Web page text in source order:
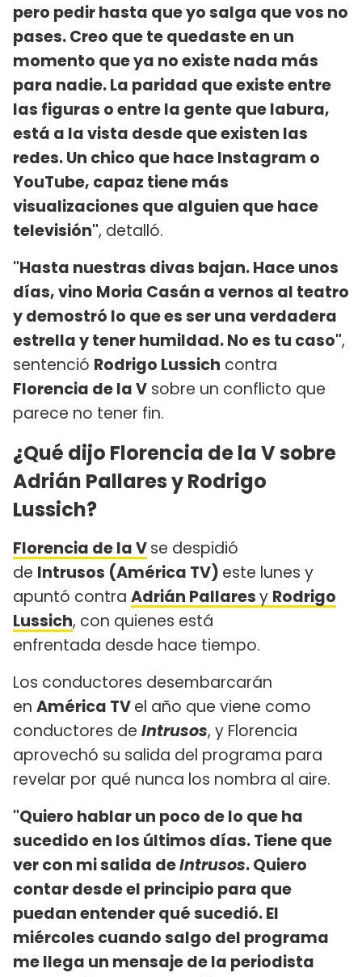
pero pedir hasta que yo salga que vos no
pases. Creo que te quedaste en un
momento que ya no existe nada más
para nadie. La paridad que existe entre
las figuras o entre la gente que labura,
está a la vista desde que existen las
redes. Un chico que hace Instagram o
YouTube, capaz tiene más
visualizaciones que alguien que hace
televisión", detalló.
"Hasta nuestras divas bajan. Hace unos
días, vino Moria Casán a vernos al teatro
y demostró lo que es ser una verdadera
estrella y tener humildad. No es tu caso",
sentenció Rodrigo Lussich contra
Florencia de la V sobre un conflicto que
parece no tener fin.
¿Qué dijo Florencia de la V sobre
Adrián Pallares y Rodrigo
Lussich?
Florencia de la Vse despidió
de Intrusos (América TV) este lunes y
apuntó contra Adrián Pallaresy Rodrigo
Lussich, con quienes está
enfrentada desde hace tiempo.
Los conductores desembarcarán
en América TVel año que viene como
conductores de Intrusos, y Florencia
aprovechó su salida del programa para
revelar por qué nunca los nombra al aire.
"Quiero hablar un poco de lo que ha
sucedido en los últimos días. Tiene que
ver con mi salida deIntrusos. Quiero
contar desde el principio para que
puedan entender qué sucedió. El
miércoles cuando salgo del programa
me llega un mensaje de la periodista